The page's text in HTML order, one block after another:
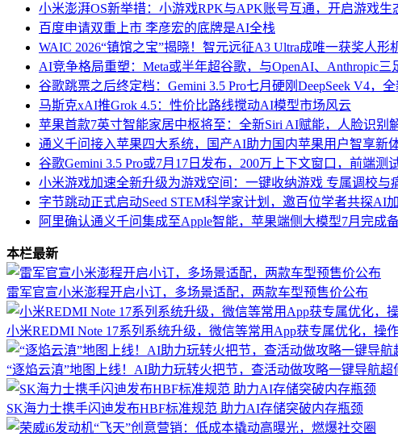
小米澎湃OS新举措：小游戏RPK与APK账号互通，开启游戏生
百度申请双重上市 李彦宏的底牌是AI全栈
WAIC 2026“镇馆之宝”揭晓！智元远征A3 Ultra成唯一获奖人形
AI竞争格局重塑：Meta或半年超谷歌，与OpenAI、Anthropic三
谷歌跳票之后终定档：Gemini 3.5 Pro七月硬刚DeepSeek V4，
马斯克xAI推Grok 4.5：性价比路线搅动AI模型市场风云
苹果首款7英寸智能家居中枢将至：全新Siri AI赋能，人脸识别
通义千问接入苹果四大系统，国产AI助力国内苹果用户智享新
谷歌Gemini 3.5 Pro或7月17日发布，200万上下文窗口，前端测
小米游戏加速全新升级为游戏空间：一键收纳游戏 专属调校与
字节跳动正式启动Seed STEM科学家计划，邀百位学者共探AI
阿里确认通义千问集成至Apple智能，苹果端侧大模型7月完成
本栏最新
雷军官宣小米澎程开启小订，多场景适配，两款车型预售价公布
小米REDMI Note 17系列系统升级，微信等常用App获专属优化，操
“逐焰云滇”地图上线！AI助力玩转火把节，查活动做攻略一键导航超
SK海力士携手闪迪发布HBF标准规范 助力AI存储突破内存瓶颈